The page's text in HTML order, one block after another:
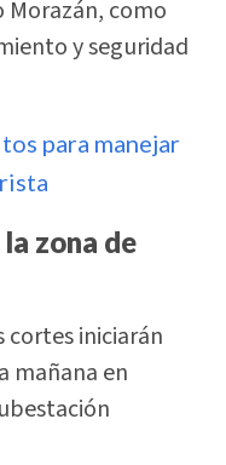
como
y seguridad
para manejar
zona de
cortes iniciarán
mañana en